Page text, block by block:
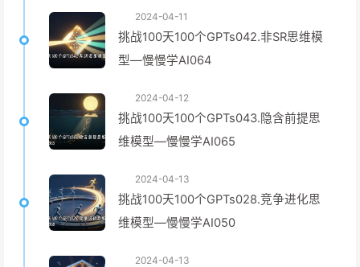
2024-04-11
挑战100天100个GPTs042.非SR思维模
型—慢慢学AI064
2024-04-12
挑战100天100个GPTs043.隐含前提思
维模型—慢慢学AI065
2024-04-13
挑战100天100个GPTs028.竞争进化思
维模型—慢慢学AI050
2024-04-13